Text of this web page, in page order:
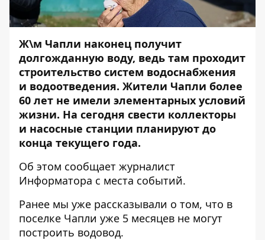
Ж\м Чапли наконец получит
долгожданную воду, ведь там проходит
строительство систем водоснабжения
и водоотведения. Жители Чапли более
60 лет не имели элементарных условий
жизни. На сегодня свести коллекторы
и насосные станции планируют до
конца текущего года.
Об этом сообщает журналист
Информатора с места событий.
Ранее мы уже рассказывали о том, что в
поселке Чапли уже 5 месяцев не могут
построить водовод.